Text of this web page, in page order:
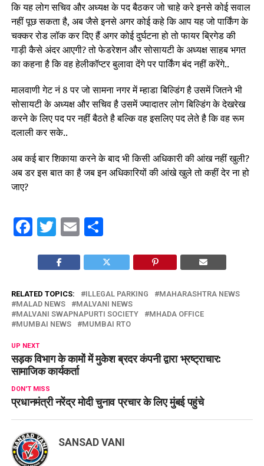
कि यह लोग सचिव और अध्यक्ष के पद बैठकर जो चाहे करे इनसे कोई सवाल
नहीं पूछ सकता है, अब जैसे इनसे अगर कोई कहे कि आप यह जो पार्किंग के
चक्कर रोड लॉक कर दिए हैं अगर कोई दुर्घटना हो तो फायर ब्रिगेड की
गाड़ी कैसे अंदर आएगी? तो फेडरेशन और सोसायटी के अध्यक्ष साहब भगत
का कहना है कि वह हेलीकॉप्टर बुलावा देंगे पर पार्किंग बंद नहीं करेंगे..
मालवाणी गेट नं 8 पर जो सामना नगर में म्हाडा बिल्डिंग है उसमें जितने भी
सोसायटी के अध्यक्ष और सचिव है उसमें ज्यादातर लोग बिल्डिंग के देखरेख
करने के लिए पद पर नहीं बैठते है बल्कि वह इसलिए पद लेते है कि वह रूम
दलाली कर सके..
अब कई बार शिकाया करने के बाद भी किसी अधिकारी की आंख नहीं खुली?
अब डर इस बात का है जब इन अधिकारियों की आंखे खुले तो कहीं देर ना हो
जाए?
Facebook
Twitter
EmailShare
RELATED TOPICS: ILLEGAL PARKING
MAHARASHTRA NEWS
MALAD NEWS
MALVANI NEWS
MALVANI SWAPNAPURTI SOCIETY
MHADA OFFICE
MUMBAI NEWS
MUMBAI RTO
UP NEXT
सड़क विभाग के कामों में मुकेश ब्रदर कंपनी द्वारा भ्रष्ट्राचार:
सामाजिक कार्यकर्ता
DON'T MISS
प्रधानमंत्री नरेंद्र मोदी चुनाव प्रचार के लिए मुंबई पहुंचे
SANSAD VANI